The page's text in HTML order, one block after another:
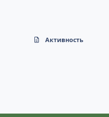
Активность